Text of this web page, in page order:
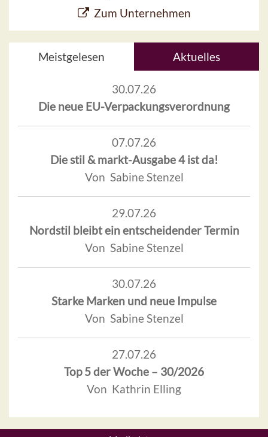
Zum Unternehmen
Meistgelesen Aktuelles
30.07.26
Die neue EU-Verpackungsverordnung
07.07.26
Die stil & markt-Ausgabe 4 ist da!
Von Sabine Stenzel
29.07.26
Nordstil bleibt ein entscheidender Termin
Von Sabine Stenzel
30.07.26
Starke Marken und neue Impulse
Von Sabine Stenzel
27.07.26
Top 5 der Woche – 30/2026
Von Kathrin Elling